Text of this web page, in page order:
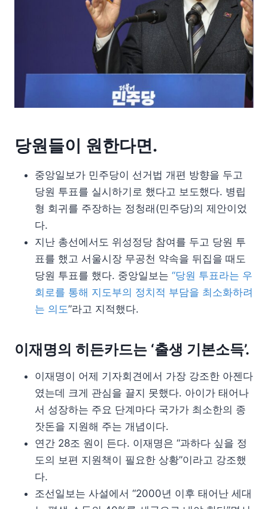
당원들이 원한다면.
중앙일보가 민주당이 선거법 개편 방향을 두고
당원 투표를 실시하기로 했다고 보도했다. 병립
형 회귀를 주장하는 정청래(민주당)의 제안이었
다.
지난 총선에서도 위성정당 참여를 두고 당원 투
표를 했고 서울시장 무공천 약속을 뒤집을 때도
당원 투표를 했다. 중앙일보는 “당원 투표라는 우
회로를 통해 지도부의 정치적 부담을 최소화하려
는 의도”라고 지적했다.
이재명의 히든카드는 ‘출생 기본소득’.
이재명이 어제 기자회견에서 가장 강조한 아젠다
였는데 크게 관심을 끌지 못했다. 아이가 태어나
서 성장하는 주요 단계마다 국가가 최소한의 종
잣돈을 지원해 주는 개념이다.
연간 28조 원이 든다. 이재명은 “과하다 싶을 정
도의 보편 지원책이 필요한 상황”이라고 강조했
다.
조선일보는 사설에서 “2000년 이후 태어난 세대